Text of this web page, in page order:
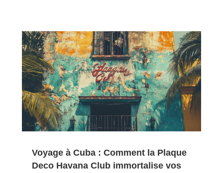
Voyage à Cuba : Comment la Plaque
Deco Havana Club immortalise vos